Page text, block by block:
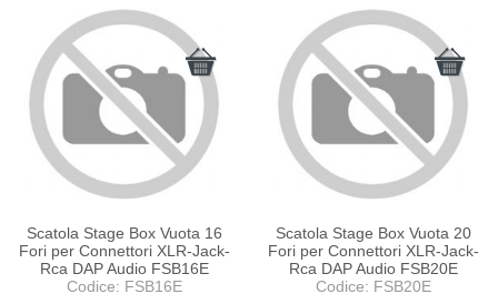
Scatola Stage Box Vuota 16
Fori per Connettori XLR-Jack-
Rca DAP Audio FSB16E
Codice: FSB16E
Scatola Stage Box Vuota 20
Fori per Connettori XLR-Jack-
Rca DAP Audio FSB20E
Codice: FSB20E